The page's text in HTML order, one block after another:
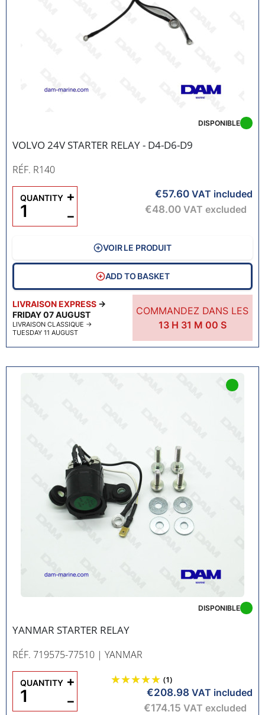
VOLVO 24V STARTER RELAY - D4-D6-D9
RÉF. R140
LIVRAISON EXPRESS →
FRIDAY 07 AUGUST
LIVRAISON CLASSIQUE →
TUESDAY 11 AUGUST
COMMANDEZ DANS LES
13H 30 M59 S
DISPONIBLE
€57.60 VAT included
€48.00 VAT excluded
QUANTITY
−
+
VOIR LE PRODUIT
ADD TO BASKET
YANMAR STARTER RELAY
RÉF. 719575-77510 | YANMAR
DISPONIBLE
(1)
€208.98 VAT included
€174.15 VAT excluded
QUANTITY
−
+